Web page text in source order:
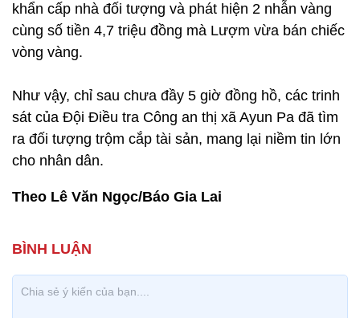
khẩn cấp nhà đối tượng và phát hiện 2 nhẫn vàng
cùng số tiền 4,7 triệu đồng mà Lượm vừa bán chiếc
vòng vàng.
Như vậy, chỉ sau chưa đầy 5 giờ đồng hồ, các trinh
sát của Đội Điều tra Công an thị xã Ayun Pa đã tìm
ra đối tượng trộm cắp tài sản, mang lại niềm tin lớn
cho nhân dân.
Theo Lê Văn Ngọc/Báo Gia Lai